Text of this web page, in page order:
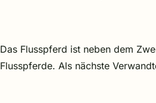
Das Flusspferd ist neben dem
Flusspferde. Als nächste